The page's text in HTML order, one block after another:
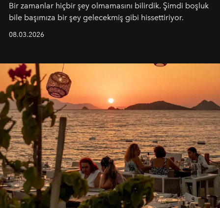
Bir zamanlar hiçbir şey olmamasını bilirdik. Şimdi boşluk
bile başımıza bir şey gelecekmiş gibi hissettiriyor.
08.03.2026